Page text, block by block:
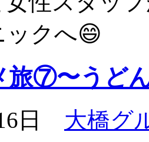
ックへ😄
旅⑦〜うど
日 大橋グ